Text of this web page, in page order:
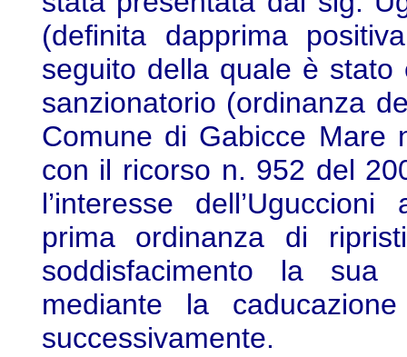
(definita dapprima
seguito della quale è
sanzionatorio (ordinanza
Comune di Gabicce Mare
con il ricorso n. 952 del
l’interesse
prima ordinanza di
soddisfacimento la sua
mediante la
successivamente.